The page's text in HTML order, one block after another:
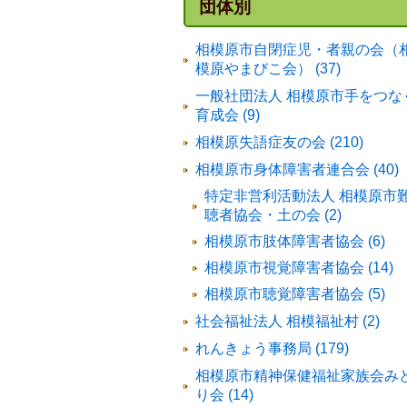
団体別
相模原市自閉症児・者親の会（
模原やまびこ会） (37)
一般社団法人 相模原市手をつな
育成会 (9)
相模原失語症友の会 (210)
相模原市身体障害者連合会 (40)
特定非営利活動法人 相模原市
聴者協会・土の会 (2)
相模原市肢体障害者協会 (6)
相模原市視覚障害者協会 (14)
相模原市聴覚障害者協会 (5)
社会福祉法人 相模福祉村 (2)
れんきょう事務局 (179)
相模原市精神保健福祉家族会み
り会 (14)